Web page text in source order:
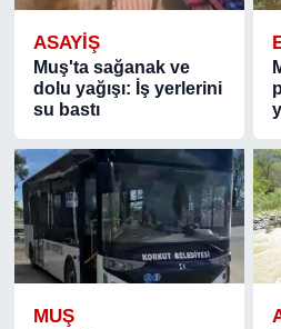
ASAYIŞ
Muş'ta sağanak ve
dolu yağışı: İş yerlerini
su bastı
MUŞ